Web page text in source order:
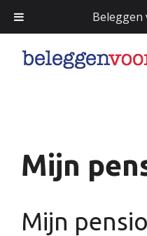
Beleggen
naar
Mijn
Mijn